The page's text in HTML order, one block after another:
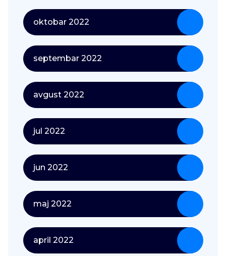
oktobar 2022
septembar 2022
avgust 2022
jul 2022
jun 2022
maj 2022
april 2022